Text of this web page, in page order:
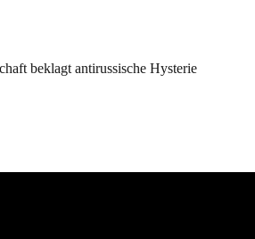
beklagt antirussische Hysterie